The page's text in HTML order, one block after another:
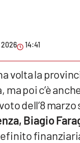
2026 14:41
volta la
ma poi c’è
dell’8
Biagio